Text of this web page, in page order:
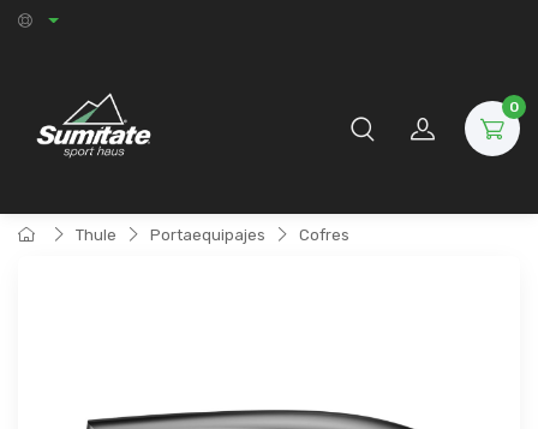
0
Thule Portaequipajes Cofres